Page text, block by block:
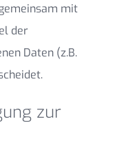
mit
der
Daten (z.B.
zur